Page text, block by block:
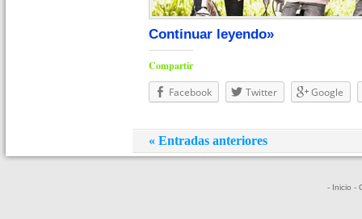
Continuar leyendo»
Compartir
Facebook
Twitter Google
« Entradas anteriores
- Inicio -